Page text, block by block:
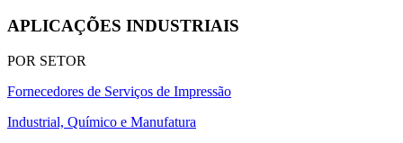
APLICAÇÕES INDUSTRIAIS
POR SETOR
Fornecedores de Serviços de Impressão
Industrial, Químico e Manufatura